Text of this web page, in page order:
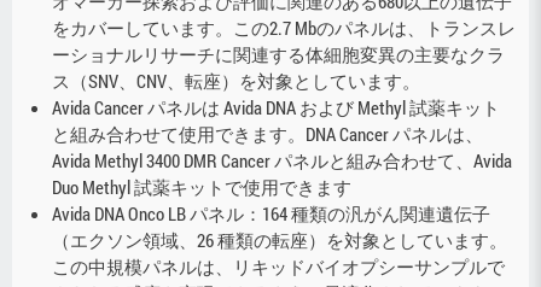
をカバーしています。この2.7 Mbのパネルは、トランスレ
ーショナルリサーチに関連する体細胞変異の主要なクラ
ス（SNV、CNV、転座）を対象としています。
Avida Cancer パネルは Avida DNA および Methyl 試薬キット
と組み合わせて使用できます。DNA Cancer パネルは、
Avida Methyl 3400 DMR Cancer パネルと組み合わせて、Avida
Duo Methyl 試薬キットで使用できます
Avida DNA Onco LB パネル：164 種類の汎がん関連遺伝子
（エクソン領域、26 種類の転座）を対象としています。
この中規模パネルは、リキッドバイオプシーサンプルで